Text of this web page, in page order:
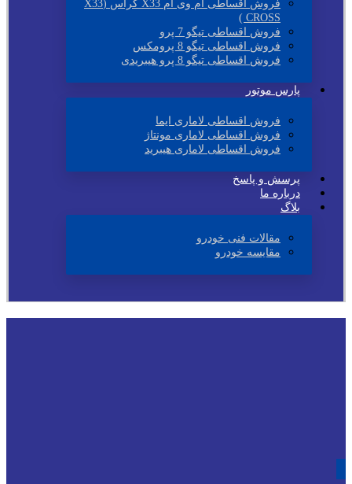
فروش اقساطی ام وی ام X33 کراس (X33
CROSS )
فروش اقساطی تیگو 7 پرو
فروش اقساطی تیگو 8 پرومکس
فروش اقساطی تیگو 8 پرو هیبریدی
پارس موتور
فروش اقساطی لاماری ایما
فروش اقساطی لاماری مونتاژ
فروش اقساطی لاماری هیبرید
پرسش و پاسخ
درباره ما
بلاگ
مقالات فنی خودرو
مقایسه خودرو